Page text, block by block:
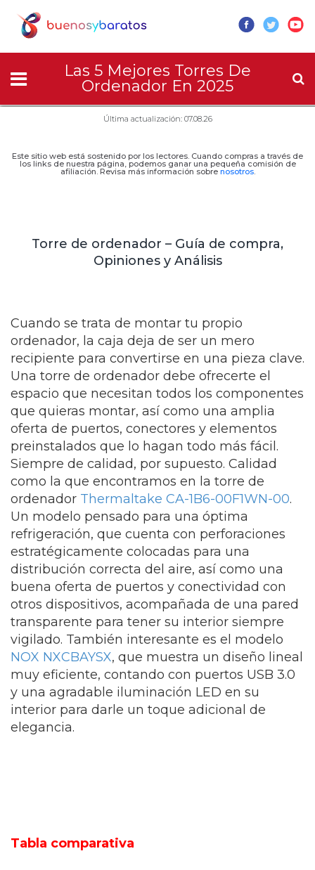
Las 5 Mejores Torres De
Ordenador En 2025
Última actualización: 07.08.26
Este sitio web está sostenido por los lectores. Cuando compras a través de
los links de nuestra página, podemos ganar una pequeña comisión de
afiliación. Revisa más información sobre nosotros.
Torre de ordenador – Guía de compra,
Opiniones y Análisis
Cuando se trata de montar tu propio
ordenador, la caja deja de ser un mero
recipiente para convertirse en una pieza clave.
Una torre de ordenador debe ofrecerte el
espacio que necesitan todos los componentes
que quieras montar, así como una amplia
oferta de puertos, conectores y elementos
preinstalados que lo hagan todo más fácil.
Siempre de calidad, por supuesto. Calidad
como la que encontramos en la torre de
ordenador Thermaltake CA-1B6-00F1WN-00.
Un modelo pensado para una óptima
refrigeración, que cuenta con perforaciones
estratégicamente colocadas para una
distribución correcta del aire, así como una
buena oferta de puertos y conectividad con
otros dispositivos, acompañada de una pared
transparente para tener su interior siempre
vigilado. También interesante es el modelo
NOX NXCBAYSX, que muestra un diseño lineal
muy eficiente, contando con puertos USB 3.0
y una agradable iluminación LED en su
interior para darle un toque adicional de
elegancia.
Tabla comparativa